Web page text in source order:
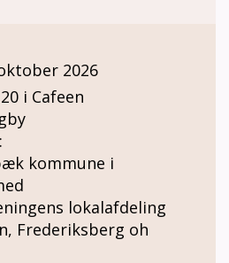
2026
i Cafeen
kommune i
lokalafdeling
Frederiksberg oh